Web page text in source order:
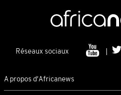
Réseaux sociaux
A propos d'Africanews